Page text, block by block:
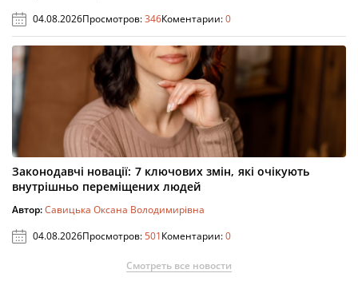
04.08.2026Просмотров:346Коментарии:0
Законодавчі новації: 7 ключових змін, які очікують
внутрішньо переміщених людей
Автор:Савицька Оксана Володимирівна
04.08.2026Просмотров:501Коментарии:0
Смотреть все новости